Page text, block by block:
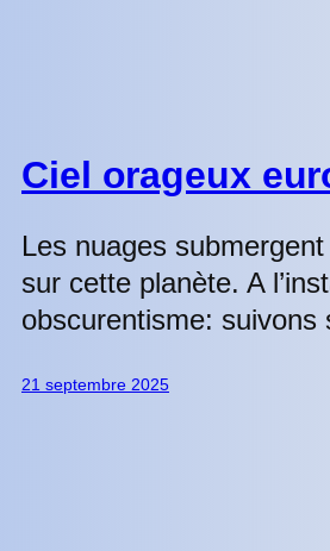
Ciel orageux
Les nuages
sur cette planète. A
obscurentisme: suivons
21 septembre 2025